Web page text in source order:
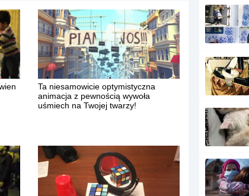
Ta niesamowicie optymistyczna
animacja z pewnością wywoła
uśmiech na Twojej twarzy!